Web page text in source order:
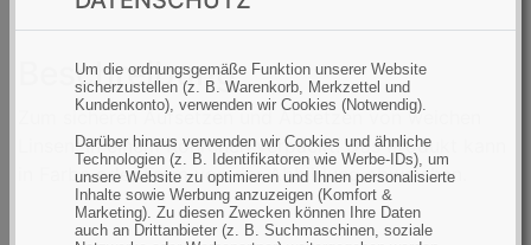
Um die ordnungsgemäße Funktion unserer Website
sicherzustellen (z. B. Warenkorb, Merkzettel und
Kundenkonto), verwenden wir Cookies (Notwendig).
Darüber hinaus verwenden wir Cookies und ähnliche
Technologien (z. B. Identifikatoren wie Werbe-IDs), um
unsere Website zu optimieren und Ihnen personalisierte
Inhalte sowie Werbung anzuzeigen (Komfort &
Marketing). Zu diesen Zwecken können Ihre Daten
auch an Drittanbieter (z. B. Suchmaschinen, soziale
Beschreibung
Zum sicheren Aufsetzen und Absetzen von weichen
Linsen. In einem Röhrchen verpackt. Das Produkt kann
in Farbe oder Form von der Abbildung abweichen.